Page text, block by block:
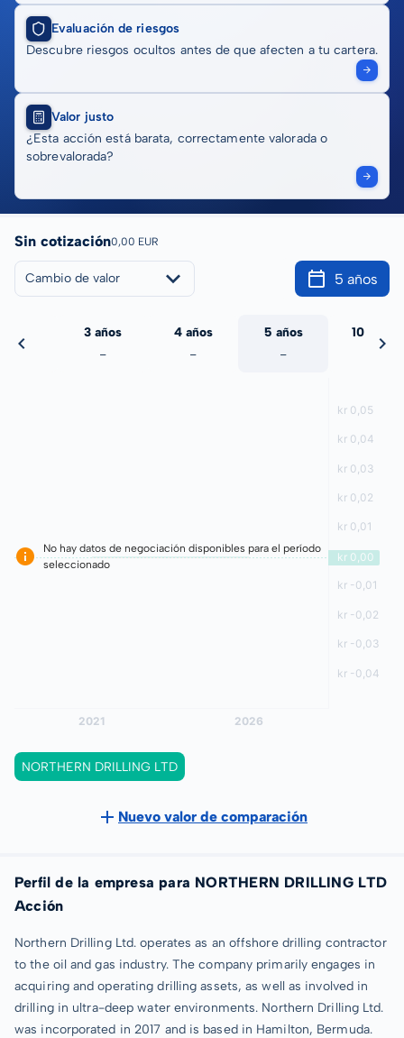
Evaluación de riesgos
Descubre riesgos ocultos antes de que afecten a tu cartera.
Valor justo
¿Esta acción está barata, correctamente valorada o
sobrevalorada?
Sin cotización0,00 EUR
Cambio de valor 5 años
3 años
-
4 años
-
5 años
-
10 años
No hay datos de negociación disponibles para el período
seleccionado
NORTHERN DRILLING LTD
Nuevo valor de comparación
Perfil de la empresa para NORTHERN DRILLING LTD
Acción
Northern Drilling Ltd. operates as an offshore drilling contractor
to the oil and gas industry. The company primarily engages in
acquiring and operating drilling assets, as well as involved in
drilling in ultra-deep water environments. Northern Drilling Ltd.
was incorporated in 2017 and is based in Hamilton, Bermuda.